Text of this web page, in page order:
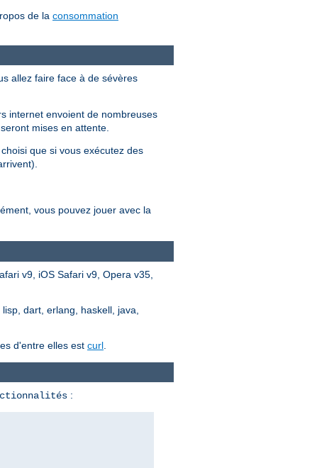
de la consommation
allez faire face à de sévères
internet envoient de nombreuses
mises en attente.
que si vous exécutez des
vous pouvez jouer avec la
v9, iOS Safari v9, Opera v35,
dart, erlang, haskell, java,
d'entre elles est curl
: